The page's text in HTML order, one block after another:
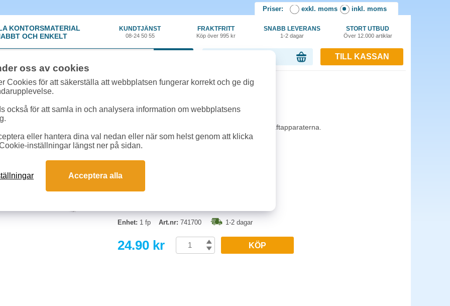
Priser: exkl. moms inkl. moms
KONTORSMATERIAL
OCH ENKELT
KUNDTJÄNST
08-24 50 55
FRAKTFRITT
Köp över 995 kr
SNABB LEVERANS
1-2 dagar
STORT UTBUD
Över 12.000 artiklar
TILL KASSAN
»Häftklammer»Häftklammer 26/6 5000st/ask
Häftklammer 26/6 5000st/ask
Standardklammer som passar till de vanligaste häftapparaterna.
Typ:26/6
Antal:5000st/ask
Enhet: 1 fp Art.nr: 741700 1-2 dagar
24.90 kr KÖP
oss av cookies
Cookies för att säkerställa att webbplatsen fungerar korrekt och ge dig
också för att samla in och analysera information om webbplatsens
eller hantera dina val nedan eller när som helst genom att klicka
inställningar längst ner på sidan.
Acceptera alla